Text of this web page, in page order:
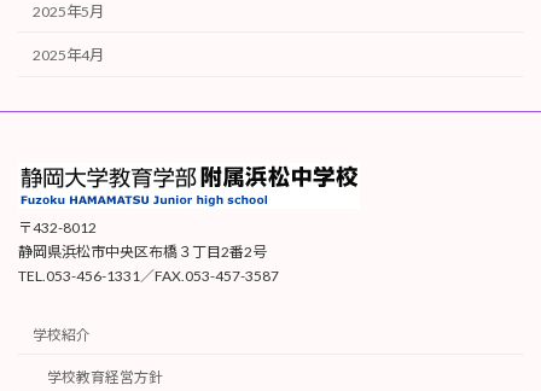
2025年5月
2025年4月
〒432-8012
静岡県浜松市中央区布橋３丁目2番2号
TEL.053-456-1331／FAX.053-457-3587
学校紹介
学校教育経営方針